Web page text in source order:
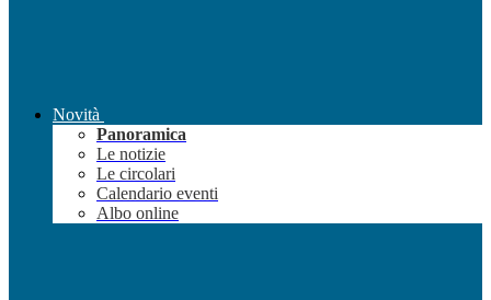
Novità
Panoramica
Le notizie
Le circolari
Calendario eventi
Albo online